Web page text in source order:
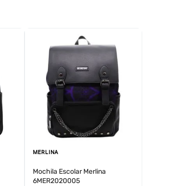
MERLINA
Mochila Escolar Merlina
6MER2020005